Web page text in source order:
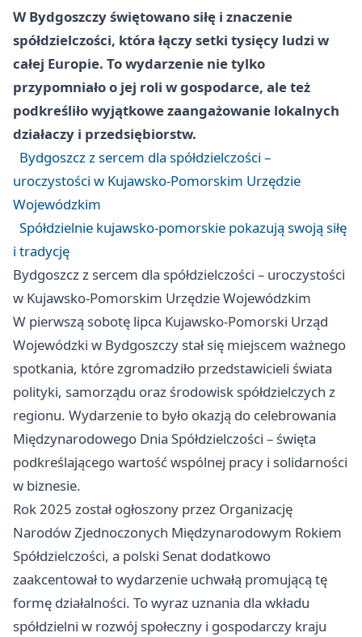
W Bydgoszczy świętowano siłę i znaczenie
spółdzielczości, która łączy setki tysięcy ludzi w
całej Europie. To wydarzenie nie tylko
przypomniało o jej roli w gospodarce, ale też
podkreśliło wyjątkowe zaangażowanie lokalnych
działaczy i przedsiębiorstw.
Bydgoszcz z sercem dla spółdzielczości –
uroczystości w Kujawsko-Pomorskim Urzędzie
Wojewódzkim
Spółdzielnie kujawsko-pomorskie pokazują swoją siłę
i tradycję
Bydgoszcz z sercem dla spółdzielczości – uroczystości
w Kujawsko-Pomorskim Urzędzie Wojewódzkim
W pierwszą sobotę lipca Kujawsko-Pomorski Urząd
Wojewódzki w Bydgoszczy stał się miejscem ważnego
spotkania, które zgromadziło przedstawicieli świata
polityki, samorządu oraz środowisk spółdzielczych z
regionu. Wydarzenie to było okazją do celebrowania
Międzynarodowego Dnia Spółdzielczości – święta
podkreślającego wartość wspólnej pracy i solidarności
w biznesie.
Rok 2025 został ogłoszony przez Organizację
Narodów Zjednoczonych Międzynarodowym Rokiem
Spółdzielczości, a polski Senat dodatkowo
zaakcentował to wydarzenie uchwałą promującą tę
formę działalności. To wyraz uznania dla wkładu
spółdzielni w rozwój społeczny i gospodarczy kraju